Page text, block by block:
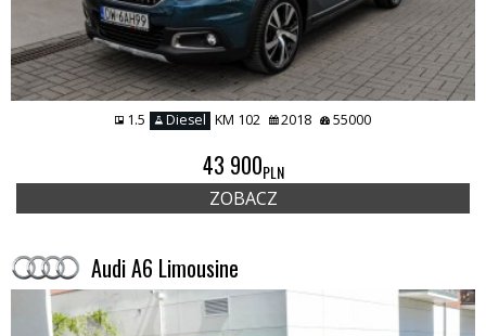
1.5 Diesel KM 102 2018 55000
43 900PLN
ZOBACZ
Audi A6 Limousine